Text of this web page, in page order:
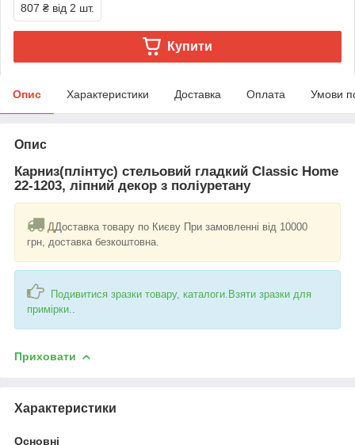
807 ₴ від 2 шт.
Купити
Опис Характеристики Доставка Оплата Умови
Опис
Карниз(плінтус) стельовий гладкий Classic Home
22-1203, ліпний декор з поліуретану
ДДоставка товару по Києву При замовленні від 10000
грн, доставка безкоштовна.
Подивитися зразки товару, каталоги.Взяти зразки для
примірки.
Приховати
Характеристики
Основні